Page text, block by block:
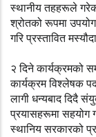
स्थानीय तहहरूले
श्रोतको रूपमा
गरि प्रस्तावित
२ दिने कार्यक्रमको
कार्यक्रम विश्लेषक
लागी धन्यबाद दिदै
प्रयासहरूमा सहयोग
स्थानिय सरकारको